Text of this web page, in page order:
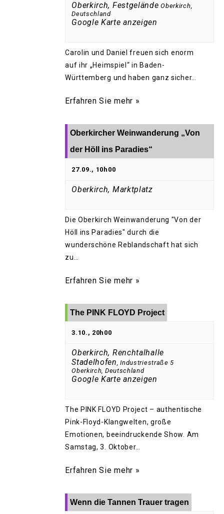
Oberkirch, Festgelände Oberkirch,
Deutschland
Google Karte anzeigen
Carolin und Daniel freuen sich enorm
auf ihr „Heimspiel“ in Baden-
Württemberg und haben ganz sicher…
Erfahren Sie mehr »
Oberkircher Weinwanderung „Von
der Höll ins Paradies“
27.09., 10h00
Oberkirch, Marktplatz
Die Oberkirch Weinwanderung "Von der
Höll ins Paradies" durch die
wunderschöne Reblandschaft hat sich
zu…
Erfahren Sie mehr »
The PINK FLOYD Project
3.10., 20h00
Oberkirch, Renchtalhalle
Stadelhofen,Industriestraße 5
Oberkirch, Deutschland
Google Karte anzeigen
The PINK FLOYD Project – authentische
Pink-Floyd-Klangwelten, große
Emotionen, beeindruckende Show. Am
Samstag, 3. Oktober…
Erfahren Sie mehr »
Wenn die Tannen Trauer tragen